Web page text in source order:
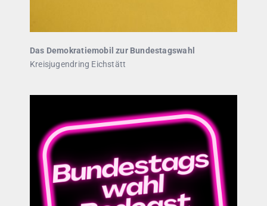
Das Demokratiemobil zur Bundestagswahl
Kreisjugendring Eichstätt